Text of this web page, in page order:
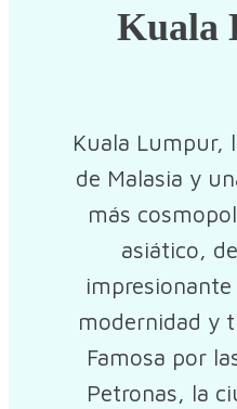
Kuala
Kuala Lumpur,
de Malasia y
más
asiático,
modernidad y
Famosa por
Petronas, la